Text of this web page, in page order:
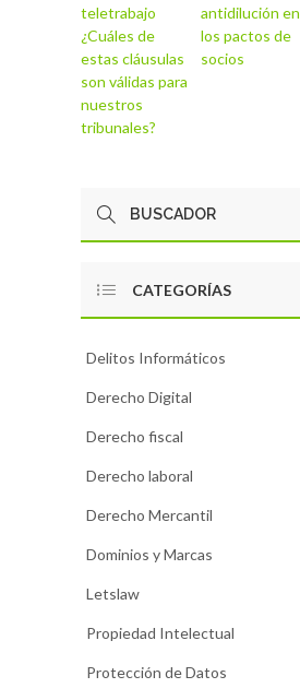
teletrabajo
¿Cuáles de
estas cláusulas
son válidas para
nuestros
tribunales?
antidilución en
los pactos de
socios
CATEGORÍAS
Delitos Informáticos
Derecho Digital
Derecho fiscal
Derecho laboral
Derecho Mercantil
Dominios y Marcas
Letslaw
Propiedad Intelectual
Protección de Datos